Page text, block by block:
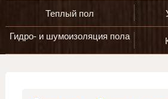
Теплый пол
Гидро- и шумоизоляция пола